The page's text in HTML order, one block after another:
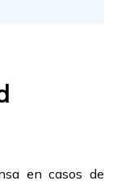
en casos de